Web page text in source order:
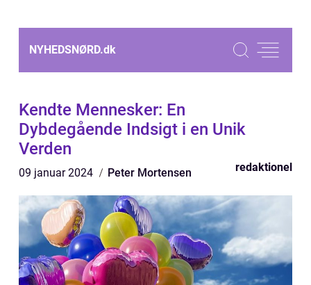
NYHEDSNØRD.dk
Kendte Mennesker: En
Dybdegående Indsigt i en Unik
Verden
09 januar 2024 Peter Mortensen redaktionel